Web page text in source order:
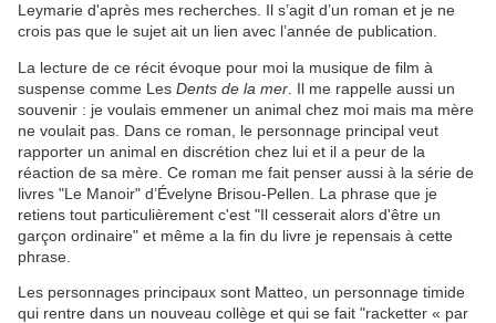
Leymarie d'après mes recherches. Il s’agit d’un roman et je ne
crois pas que le sujet ait un lien avec l’année de publication.
La lecture de ce récit évoque pour moi la musique de film à
suspense comme Les Dents de la mer . Il me rappelle aussi un
souvenir : je voulais emmener un animal chez moi mais ma mère
ne voulait pas. Dans ce roman, le personnage principal veut
rapporter un animal en discrétion chez lui et il a peur de la
réaction de sa mère. Ce roman me fait penser aussi à la série de
livres "Le Manoir" d’Évelyne Brisou-Pellen. La phrase que je
retiens tout particulièrement c'est "Il cesserait alors d'être un
garçon ordinaire" et même a la fin du livre je repensais à cette
phrase.
Les personnages principaux sont Matteo, un personnage timide
qui rentre dans un nouveau collège et qui se fait "racketter « par